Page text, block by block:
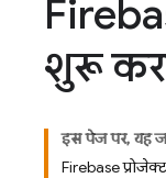
शुरू
इस पेज पर, यह
Firebase